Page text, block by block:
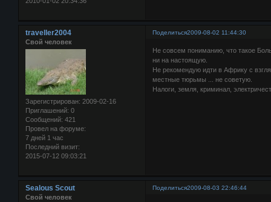
Поделиться2009-08-02 11:44:30
traveller2004
Свой человек
Зарегистрирован: 2009-02-16
Приглашений: 0
Сообщений: 421
Провел на форуме:
7 дней 1 час
Последний визит:
2015-07-12 09:03:21
Не совсем пониманию, что такое
ни на настоящую.
Не рекомендую идти в Африку с
местные тюрьмы ... не советую.
Налоги, земля, криминал,
Поделиться2009-08-03 22:46:44
Sealous Scout
Свой человек